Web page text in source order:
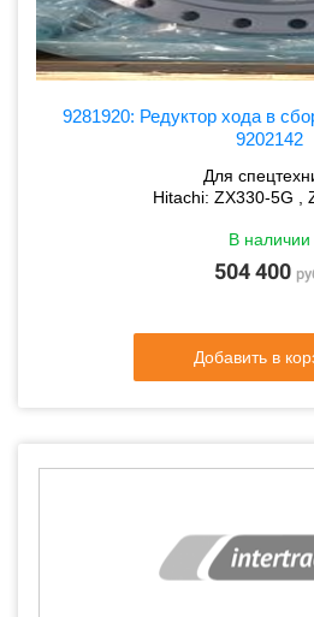
9281920: Редуктор хода в
9202142
Для
Hitachi: ZX330-5G ,
В наличии
504 400
Добавить в